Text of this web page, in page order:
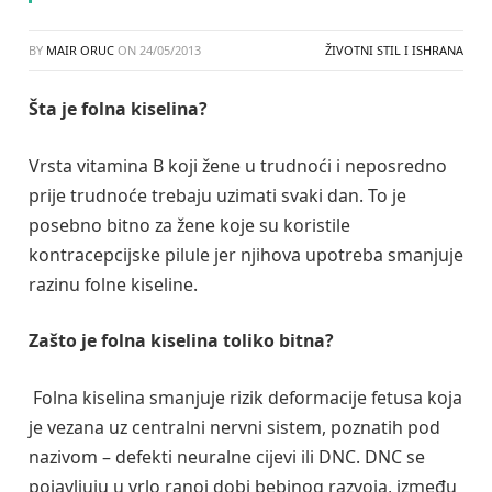
BY MAIR ORUC ON 24/05/2013 ŽIVOTNI STIL I ISHRANA
Šta je folna kiselina?
Vrsta vitamina B koji žene u trudnoći i neposredno
prije trudnoće trebaju uzimati svaki dan. To je
posebno bitno za žene koje su koristile
kontracepcijske pilule jer njihova upotreba smanjuje
razinu folne kiseline.
Zašto je folna kiselina toliko bitna?
Folna kiselina smanjuje rizik deformacije fetusa koja
je vezana uz centralni nervni sistem, poznatih pod
nazivom – defekti neuralne cijevi ili DNC. DNC se
pojavljuju u vrlo ranoj dobi bebinog razvoja, između